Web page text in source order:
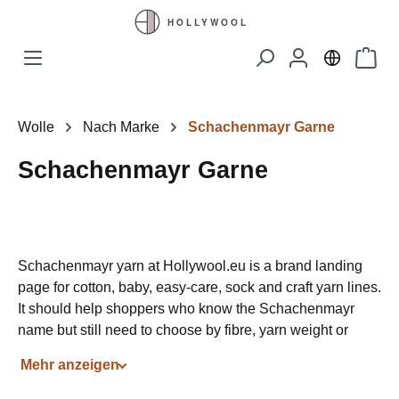
Zum Hauptinhalt springen
Wolle Nach Marke Schachenmayr Garne
Schachenmayr Garne
Schachenmayr yarn at Hollywool.eu is a brand landing
page for cotton, baby, easy-care, sock and craft yarn lines.
It should help shoppers who know the Schachenmayr
name but still need to choose by fibre, yarn weight or
Mehr anzeigen